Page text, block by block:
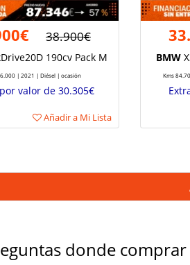
38.900€
190cv Pack M
| 2021 | Diésel | ocasión
valor de 30.305€
Añadir a Mi Lista
BMW
Kms
donde